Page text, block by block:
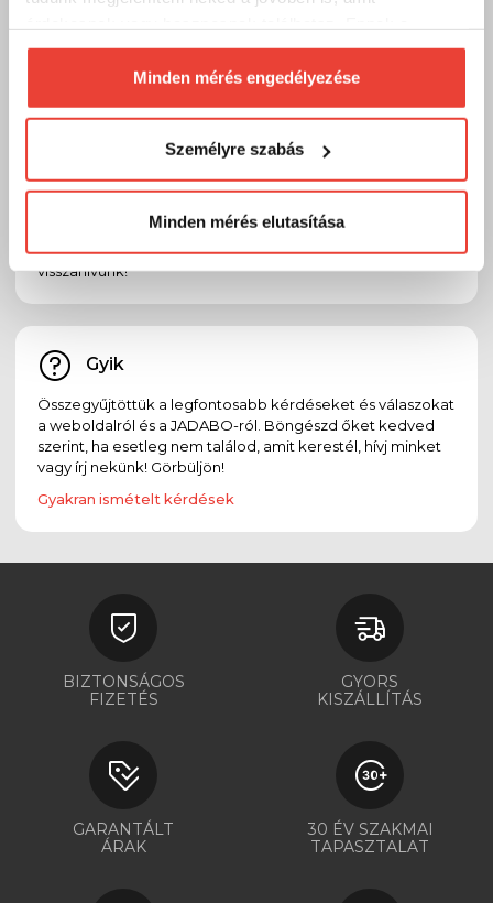
biztosításához arra kérünk, hogy engedd meg
számunkra minden mérés használatát.
Természetesensoha semmilyen formában nem fogunk
megváltoztathatod a döntésed ezzel kapcsolatban.
Előre is köszönjük!
Minden mérés engedélyezése
Személyre szabás
Minden mérés elutasítása
+36/1 411 3601
Ha bármilyen kérdésed, észrevételed, problémád vagy
info@jadabo.com, egy munkanapon belül felvesszük
Veled a kapcsolatot! Ha megadod a telefonszámodat,
visszahívunk!
Gyik
Összegyűjtöttük a legfontosabb kérdéseket és válaszokat
a weboldalról és a JADABO-ról. Böngészd őket kedved
szerint, ha esetleg nem találod, amit kerestél, hívj minket
vagy írj nekünk! Görbüljön!
Gyakran ismételt kérdések
BIZTONSÁGOS
FIZETÉS
GYORS
KISZÁLLÍTÁS
GARANTÁLT
ÁRAK
30 ÉV SZAKMAI
TAPASZTALAT